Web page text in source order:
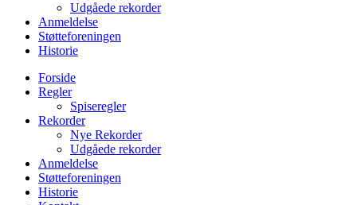
Udgåede rekorder
Anmeldelse
Støtteforeningen
Historie
Forside
Regler
Spiseregler
Rekorder
Nye Rekorder
Udgåede rekorder
Anmeldelse
Støtteforeningen
Historie